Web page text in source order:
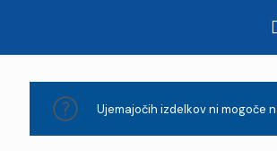
Ujemajočih izdelkov ni mogoče